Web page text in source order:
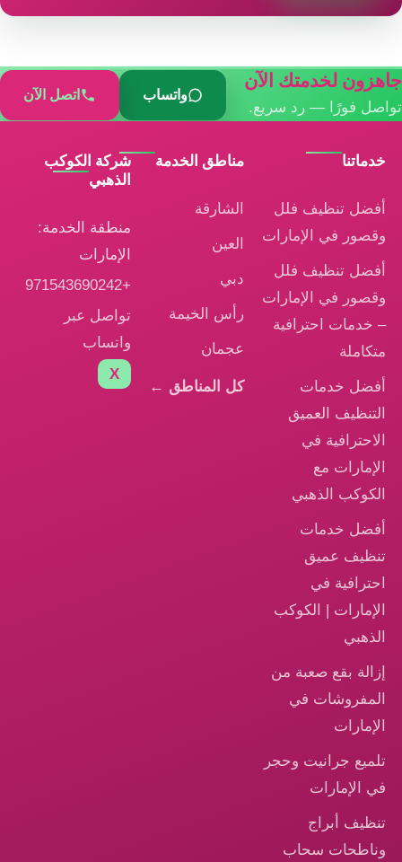
جاهزون لخدمتك الآن
تواصل فورًا — رد سريع.
واتساب اتصل الآن
خدماتنا
أفضل تنظيف فلل
وقصور في الإمارات
أفضل تنظيف فلل
وقصور في الإمارات
– خدمات احترافية
متكاملة
أفضل خدمات
التنظيف العميق
الاحترافية في
الإمارات مع
الكوكب الذهبي
أفضل خدمات
تنظيف عميق
احترافية في
الإمارات | الكوكب
الذهبي
إزالة بقع صعبة من
المفروشات في
الإمارات
تلميع جرانيت وحجر
في الإمارات
تنظيف أبراج
وناطحات سحاب
مناطق الخدمة
الشارقة
العين
دبي
رأس الخيمة
عجمان
كل المناطق ←
شركة الكوكب
الذهبي
منطقة الخدمة:
الإمارات
+971543690242
تواصل عبر
واتساب
X